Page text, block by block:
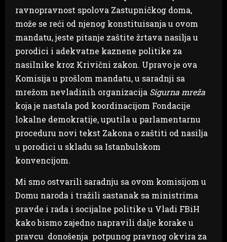
ravnopravnost spolova Zastupničkog doma,
može se reći od njenog konstituisanja u ovom
mandatu, jeste pitanje zaštite žrtava nasilja u
porodici i adekvatne kaznene politike za
nasilnike kroz Krivični zakon. Upravo je ova
Komisija u prošlom mandatu, u saradnji sa
mrežom nevladinih organizacija Sigurna mreža
koja je nastala pod koordinacijom Fondacije
lokalne demokratije, uputila u parlamentarnu
proceduru novi tekst Zakona o zaštiti od nasilja
u porodici u skladu sa Istanbulskom
konvencijom.
Mi smo ostvarili saradnju sa ovom komisijom u
Domu naroda i tražili sastanak sa ministrima
pravde i rada i socijalne politike u Vladi FBiH
kako bismo zajedno napravili dalje korake u
pravcu donošenja potpunog pravnog okvira za